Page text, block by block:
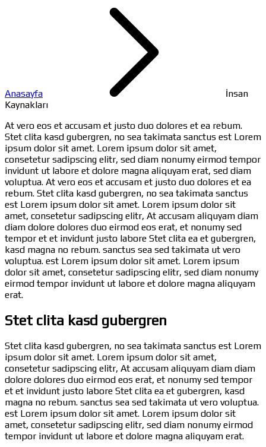
Anasayfa
İnsan
Kaynakları
At vero eos et accusam et justo duo dolores et ea rebum.
Stet clita kasd gubergren, no sea takimata sanctus est Lorem
ipsum dolor sit amet. Lorem ipsum dolor sit amet,
consetetur sadipscing elitr, sed diam nonumy eirmod tempor
invidunt ut labore et dolore magna aliquyam erat, sed diam
voluptua. At vero eos et accusam et justo duo dolores et ea
rebum. Stet clita kasd gubergren, no sea takimata sanctus
est Lorem ipsum dolor sit amet. Lorem ipsum dolor sit
amet, consetetur sadipscing elitr, At accusam aliquyam diam
diam dolore dolores duo eirmod eos erat, et nonumy sed
tempor et et invidunt justo labore Stet clita ea et gubergren,
kasd magna no rebum. sanctus sea sed takimata ut vero
voluptua. est Lorem ipsum dolor sit amet. Lorem ipsum
dolor sit amet, consetetur sadipscing elitr, sed diam nonumy
eirmod tempor invidunt ut labore et dolore magna aliquyam
erat.
Stet clita kasd gubergren
Stet clita kasd gubergren, no sea takimata sanctus est Lorem
ipsum dolor sit amet. Lorem ipsum dolor sit amet,
consetetur sadipscing elitr, At accusam aliquyam diam diam
dolore dolores duo eirmod eos erat, et nonumy sed tempor
et et invidunt justo labore Stet clita ea et gubergren, kasd
magna no rebum. sanctus sea sed takimata ut vero voluptua.
est Lorem ipsum dolor sit amet. Lorem ipsum dolor sit
amet, consetetur sadipscing elitr, sed diam nonumy eirmod
tempor invidunt ut labore et dolore magna aliquyam erat.